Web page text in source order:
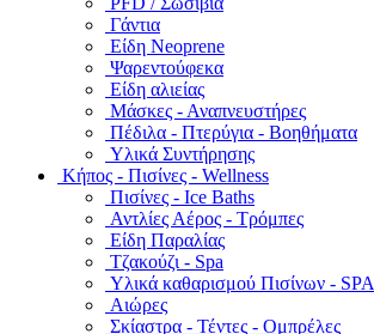
Γάντια
Είδη Neoprene
Ψαρεντούφεκα
Είδη αλιείας
Μάσκες - Αναπνευστήρες
Πέδιλα - Πτερύγια - Βοηθήματα
Υλικά Συντήρησης
Κήπος - Πισίνες - Wellness
Πισίνες - Ice Baths
Αντλίες Αέρος - Τρόμπες
Είδη Παραλίας
Τζακούζι - Spa
Υλικά καθαρισμού Πισίνων - SPA
Αιώρες
Σκίαστρα - Τέντες - Ομπρέλες